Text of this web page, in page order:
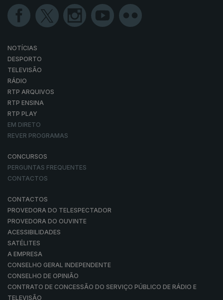
NOTÍCIAS
DESPORTO
TELEVISÃO
RÁDIO
RTP ARQUIVOS
RTP ENSINA
RTP PLAY
EM DIRETO
REVER PROGRAMAS
CONCURSOS
PERGUNTAS FREQUENTES
CONTACTOS
CONTACTOS
PROVEDORA DO TELESPECTADOR
PROVEDORA DO OUVINTE
ACESSIBILIDADES
SATÉLITES
A EMPRESA
CONSELHO GERAL INDEPENDENTE
CONSELHO DE OPINIÃO
CONTRATO DE CONCESSÃO DO SERVIÇO PÚBLICO DE RÁDIO E
TELEVISÃO